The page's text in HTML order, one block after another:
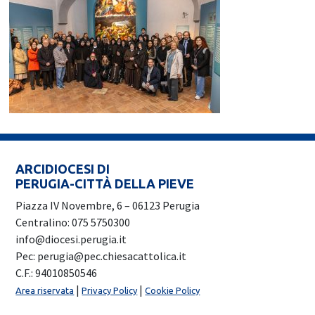
ARCIDIOCESI DI
PERUGIA-CITTÀ DELLA PIEVE
Piazza IV Novembre, 6 – 06123 Perugia
Centralino: 075 5750300
info@diocesi.perugia.it
Pec: perugia@pec.chiesacattolica.it
C.F.: 94010850546
Area riservata |Privacy Policy |Cookie Policy